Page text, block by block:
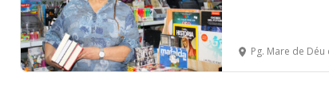
Pg. Mare de